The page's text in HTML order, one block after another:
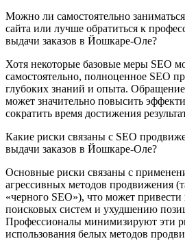
Можно ли самостоятельно
сайта или лучше обратиться к
выдачи заказов в Йошкаре-Оле?
Хотя некоторые базовые меры SEO
самостоятельно, полноценное SEO
глубоких знаний и опыта.
может значительно повысить
сократить время достижения
Какие риски связаны с SEO
выдачи заказов в Йошкаре-Оле?
Основные риски связаны с
агрессивных методов продвижения
«черного SEO»), что может
поисковых систем и ухудшению
Профессионалы минимизируют эти
использования белых методов